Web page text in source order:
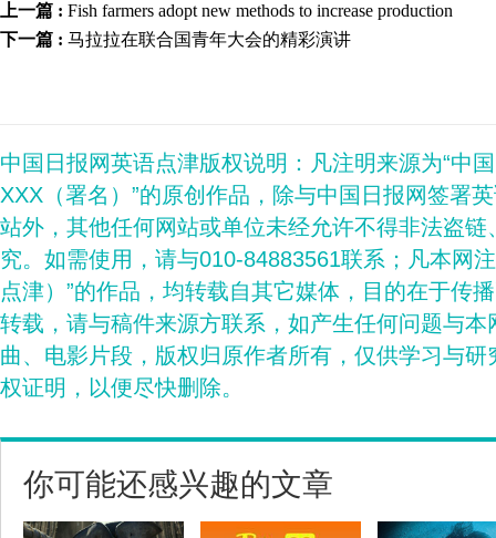
上一篇 : Fish farmers adopt new methods to increase production
下一篇 : 马拉拉在联合国青年大会的精彩演讲
中国日报网英语点津版权说明：凡注明来源为“中
XXX（署名）”的原创作品，除与中国日报网签署
站外，其他任何网站或单位未经允许不得非法盗
究。如需使用，请与010-84883561联系；凡本网
点津）”的作品，均转载自其它媒体，目的在于传
转载，请与稿件来源方联系，如产生任何问题与
曲、电影片段，版权归原作者所有，仅供学习与
权证明，以便尽快删除。
你可能还感兴趣的文章